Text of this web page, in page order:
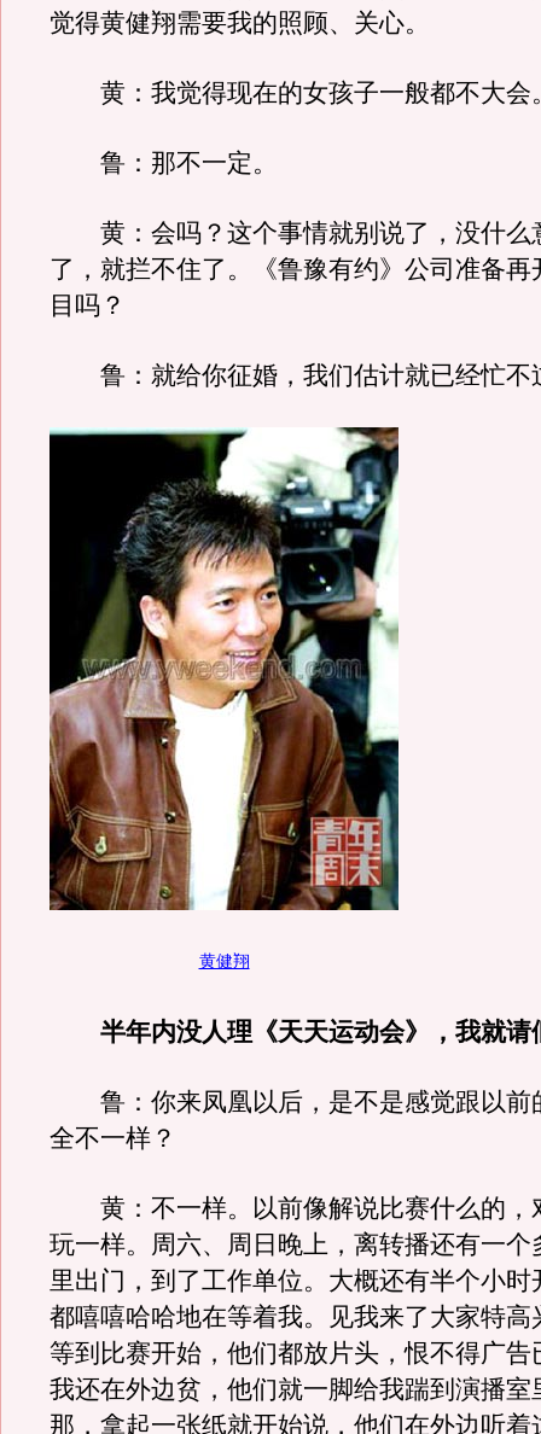
觉得黄健翔需要我的照顾、关心。
黄：我觉得现在的女孩子一般都不大会
鲁：那不一定。
黄：会吗？这个事情就别说了，没什么
了，就拦不住了。《鲁豫有约》公司准备再
目吗？
鲁：就给你征婚，我们估计就已经忙不
黄健翔
半年内没人理《天天运动会》，我就请
鲁：你来凤凰以后，是不是感觉跟以前
全不一样？
黄：不一样。以前像解说比赛什么的，
玩一样。周六、周日晚上，离转播还有一个
里出门，到了工作单位。大概还有半个小时
都嘻嘻哈哈地在等着我。见我来了大家特高
等到比赛开始，他们都放片头，恨不得广告
我还在外边贫，他们就一脚给我踹到演播室
那，拿起一张纸就开始说，他们在外边听着